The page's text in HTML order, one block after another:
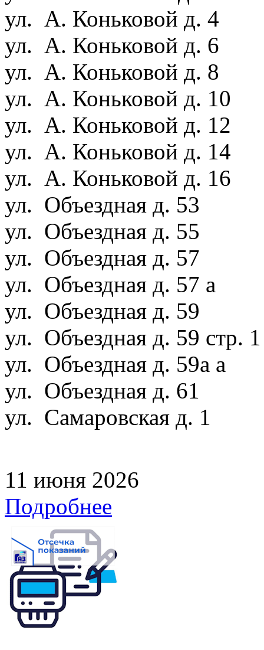
ул. А. Коньковой д. 4
ул. А. Коньковой д. 6
ул. А. Коньковой д. 8
ул. А. Коньковой д. 10
ул. А. Коньковой д. 12
ул. А. Коньковой д. 14
ул. А. Коньковой д. 16
ул. Объездная д. 53
ул. Объездная д. 55
ул. Объездная д. 57
ул. Объездная д. 57 а
ул. Объездная д. 59
ул. Объездная д. 59 стр.
ул. Объездная д. 59а а
ул. Объездная д. 61
ул. Самаровская д. 1
11 июня 2026
Подробнее